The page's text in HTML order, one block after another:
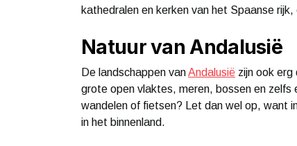
kathedralen en kerken van het Spaanse
Natuur van Andalusië
De landschappen vanAndalusië zijn ook
grote open vlaktes, meren, bossen en zelfs
wandelen of fietsen? Let dan wel op, want
in het binnenland.